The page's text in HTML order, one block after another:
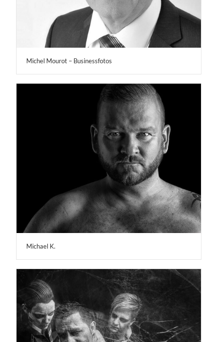
Michel Mourot – Businessfotos
Michael K.